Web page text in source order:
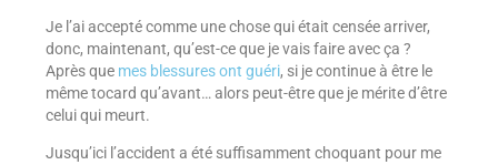
Je l’ai accepté comme une chose qui était censée arriver,
donc, maintenant, qu’est-ce que je vais faire avec ça ?
Après que mes blessures ont guéri, si je continue à être le
même tocard qu’avant… alors peut-être que je mérite d’être
celui qui meurt.
Jusqu’ici l’accident a été suffisamment choquant pour me